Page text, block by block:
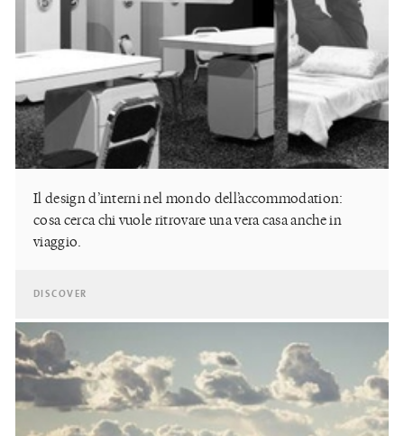
Il design d’interni nel mondo dell’accommodation:
cosa cerca chi vuole ritrovare una vera casa anche in
viaggio.
DISCOVER